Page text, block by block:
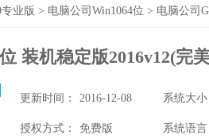
业版 > 电脑公司Win1064位 > 电脑公司
装机稳定版2016v12(完
更新时间： 2016-12-08 系统大小
授权方式： 免费版 系统语言